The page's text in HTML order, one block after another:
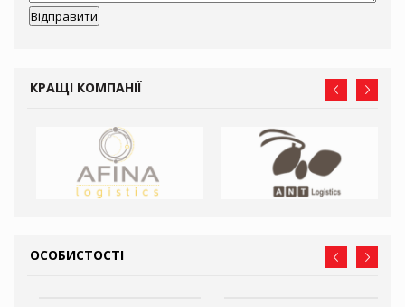
КРАЩІ КОМПАНІЇ
ОСОБИСТОСТІ